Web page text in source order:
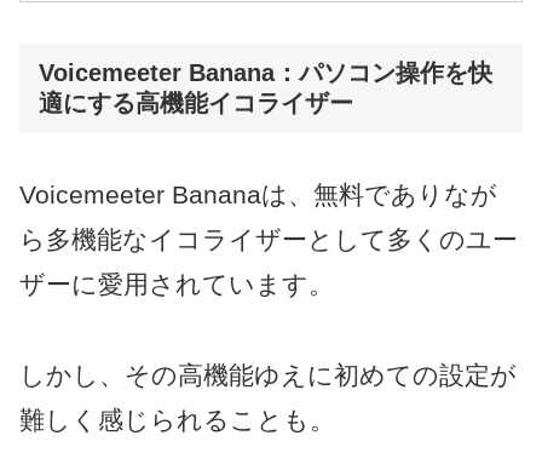
Voicemeeter Banana：パソコン操作を快
適にする高機能イコライザー
Voicemeeter Bananaは、無料でありなが
ら多機能なイコライザーとして多くのユー
ザーに愛用されています。
しかし、その高機能ゆえに初めての設定が
難しく感じられることも。